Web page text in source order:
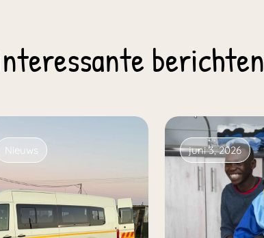
berichten
Nieuws juni 3, 2026